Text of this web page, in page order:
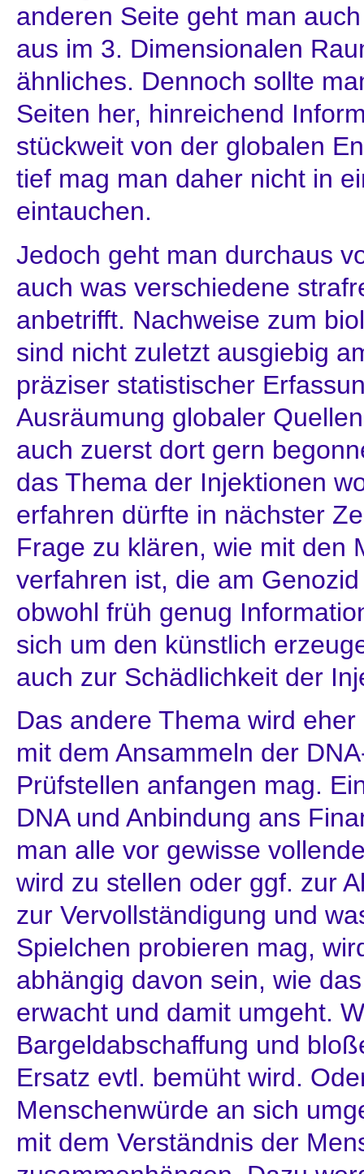
anderen Seite geht man
aus im 3. Dimensionalen
ähnliches. Dennoch sollte
Seiten her, hinreichend
stückweit von der globalen
tief mag man daher nicht in
eintauchen.
Jedoch geht man durchaus
auch was verschiedene
anbetrifft. Nachweise zum
sind nicht zuletzt ausgiebig
präziser statistischer
Ausräumung globaler
auch zuerst dort gern
das Thema der Injektionen
erfahren dürfte in nächster
Frage zu klären, wie mit den
verfahren ist, die am
obwohl früh genug
sich um den künstlich
auch zur Schädlichkeit der
Das andere Thema wird
mit dem Ansammeln der
Prüfstellen anfangen mag.
DNA und Anbindung ans
man alle vor gewisse
wird zu stellen oder ggf. zur
zur Vervollständigung und
Spielchen probieren mag,
abhängig davon sein, wie
erwacht und damit umgeht.
Bargeldabschaffung und
Ersatz evtl. bemüht wird.
Menschenwürde an sich
mit dem Verständnis der